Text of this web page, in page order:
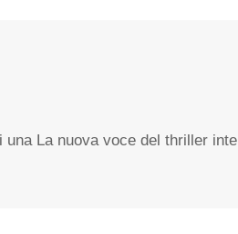
una La nuova voce del thriller